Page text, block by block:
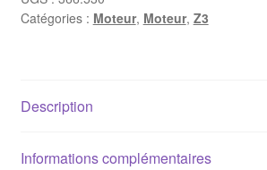
haut
(jusqu'à
Catégories : Moteur, Moteur, Z3
Description
Informations complémentaires